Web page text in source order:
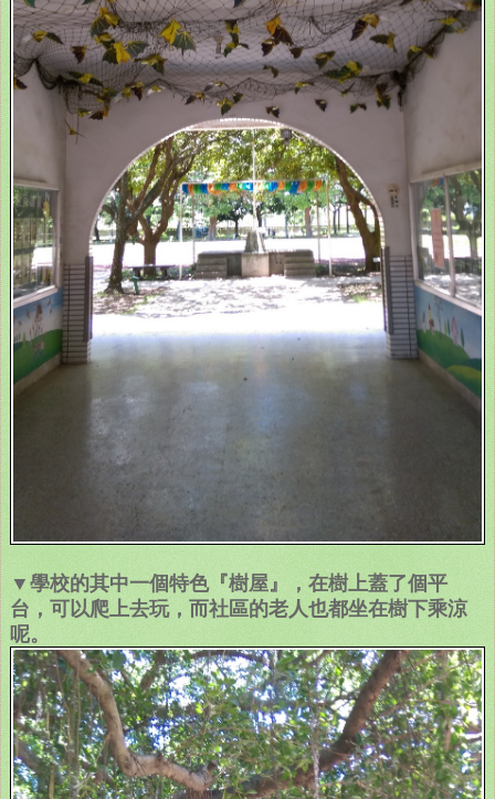
▼學校的其中一個特色『樹屋』，在樹上蓋了個平
台，可以爬上去玩，而社區的老人也都坐在樹下乘涼
呢。